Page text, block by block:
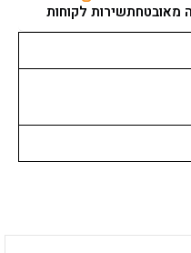
מאובטחתשירות לקוחות